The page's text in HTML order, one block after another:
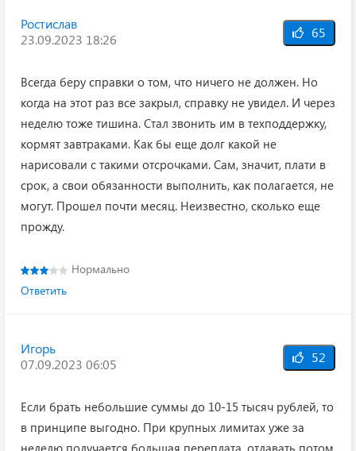
Ростислав
23.09.2023 18:26
65
Всегда беру справки о том, что ничего не должен. Но
когда на этот раз все закрыл, справку не увидел. И через
неделю тоже тишина. Стал звонить им в техподдержку,
кормят завтраками. Как бы еще долг какой не
нарисовали с такими отсрочками. Сам, значит, плати в
срок, а свои обязанности выполнить, как полагается, не
могут. Прошел почти месяц. Неизвестно, сколько еще
прожду.
Нормально
Ответить
Игорь
07.09.2023 06:05
52
Если брать небольшие суммы до 10-15 тысяч рублей, то
в принципе выгодно. При крупных лимитах уже за
неделю получается большая переплата, отдавать потом